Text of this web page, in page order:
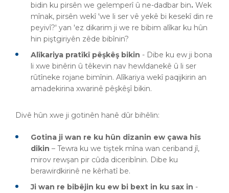
bidin ku pirsên we gelemperî û ne-dadbar bin. Wek
mînak, pirsên wekî 'we li ser vê yekê bi kesekî din re
peyivî?' yan 'ez dikarim ji we re bibim alîkar ku hûn
hin piştgiriyên zêde bibînin?
Alîkariya pratîkî pêşkêş bikin - Dibe ku ew ji bona
li xwe binêrin û têkevin nav hewldanekê û li ser
rûtîneke rojane bimînin. Alîkariya wekî paqijkirin an
amadekirina xwarinê pêşkêşî bikin.
Divê hûn xwe ji gotinên hanê dûr bihêlin:
Gotina ji wan re ku hûn dizanin ew çawa hîs
dikin – Tewra ku we tiştek mîna wan ceriband jî,
mirov rewşan pir cûda diceribînin. Dibe ku
berawirdkirinê ne kêrhatî be.
Ji wan re bibêjin ku ew bi bext in ku sax in -